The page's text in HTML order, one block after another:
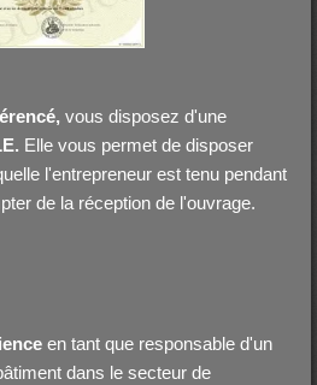
vous disposez d'une
Elle vous permet de disposer
l'entrepreneur est tenu pendant
de la réception de l'ouvrage.
en tant que responsable d'un
dans le secteur de